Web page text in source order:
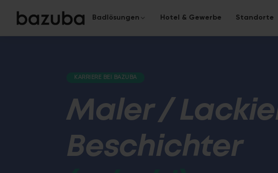
KARRIERE BEI BAZUBA
Maler /
Beschichter
Badlösungen
Komplettsanierung
Teilsanierung
Gezielt & schnell
Das komplette Bad neu
Fugenloses Bad
In nur 5 Tagen zum modernen Bad ohne
Hotel & Gewerbe Standorte